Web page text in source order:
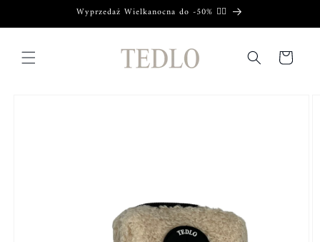
do treści
Wyprzedaż Wielkanocna do -50% ❤️‍🔥
Koszyk